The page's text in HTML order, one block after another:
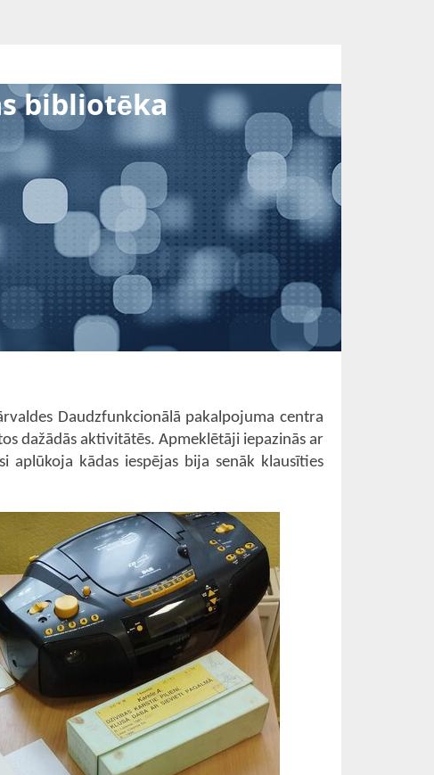
bibliotēka
Daudzfunkcionālā pakalpojuma centra
dažādās aktivitātēs. Apmeklētāji iepazinās ar
kādas iespējas bija senāk klausīties